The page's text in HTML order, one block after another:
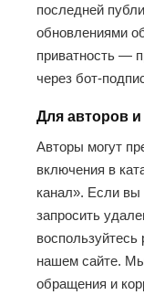
последней
обновлениями
приватность —
через бот-
Для авторов
Авторы могут
включения в
канал». Если вы
запросить
нашем сайте.
обращения и